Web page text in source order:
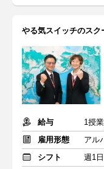
やる気スイッチのス
給与
1授
雇用形態
アル
シフト
週1